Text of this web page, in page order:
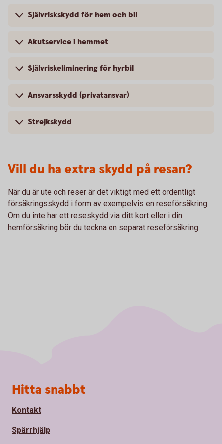
Självriskskydd för hem och bil
Akutservice i hemmet
Självriskeliminering för hyrbil
Ansvarsskydd (privatansvar)
Strejkskydd
Vill du ha extra skydd på resan?
När du är ute och reser är det viktigt med ett ordentligt
försäkringsskydd i form av exempelvis en reseförsäkring.
Om du inte har ett reseskydd via ditt kort eller i din
hemförsäkring bör du teckna en separat reseförsäkring.
Sidfot
Hitta snabbt
Kontakt
Spärrhjälp